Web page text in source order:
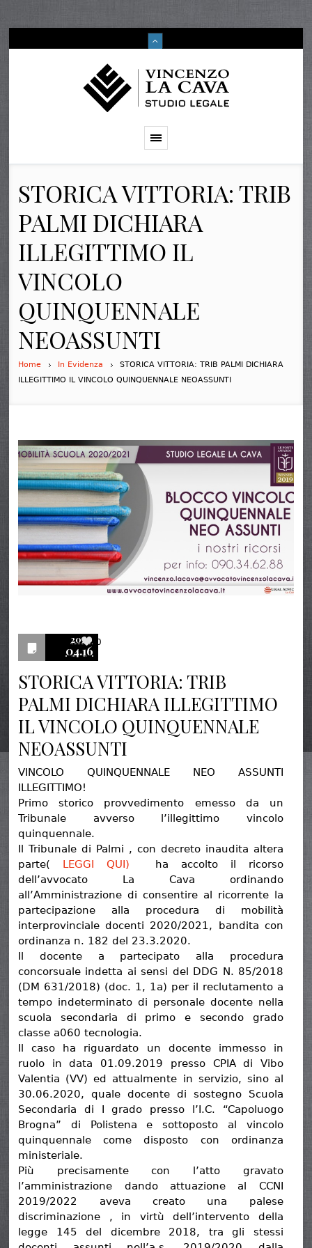
STORICA VITTORIA: TRIB
PALMI DICHIARA
ILLEGITTIMO IL
VINCOLO
QUINQUENNALE
NEOASSUNTI
Home In Evidenza
STORICA VITTORIA: TRIB PALMI DICHIARA
ILLEGITTIMO IL VINCOLO QUINQUENNALE NEOASSUNTI
2020
04.16
0
STORICA VITTORIA: TRIB
PALMI DICHIARA ILLEGITTIMO
IL VINCOLO QUINQUENNALE
NEOASSUNTI
VINCOLO QUINQUENNALE NEO ASSUNTI
ILLEGITTIMO!
Primo storico provvedimento emesso da un
Tribunale avverso l’illegittimo vincolo
quinquennale.
Il Tribunale di Palmi , con decreto inaudita altera
parte( LEGGI QUI) ha accolto il ricorso
dell’avvocato La Cava ordinando
all’Amministrazione di consentire al ricorrente la
partecipazione alla procedura di mobilità
interprovinciale docenti 2020/2021, bandita con
ordinanza n. 182 del 23.3.2020.
Il docente a partecipato alla procedura
concorsuale indetta ai sensi del DDG N. 85/2018
(DM 631/2018) (doc. 1, 1a) per il reclutamento a
tempo indeterminato di personale docente nella
scuola secondaria di primo e secondo grado
classe a060 tecnologia.
Il caso ha riguardato un docente immesso in
ruolo in data 01.09.2019 presso CPIA di Vibo
Valentia (VV) ed attualmente in servizio, sino al
30.06.2020, quale docente di sostegno Scuola
Secondaria di I grado presso l’I.C. “Capoluogo
Brogna” di Polistena e sottoposto al vincolo
quinquennale come disposto con ordinanza
ministeriale.
Più precisamente con l’atto gravato
l’amministrazione dando attuazione al CCNI
2019/2022 aveva creato una palese
discriminazione , in virtù dell’intervento della
legge 145 del dicembre 2018, tra gli stessi